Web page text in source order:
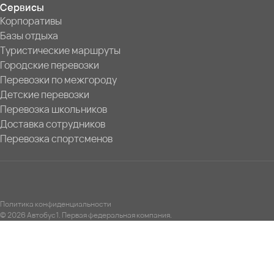
Сервисы
Корпоративы
Базы отдыха
Туристические маршруты
Городские перевозки
Перевозки по межгороду
Детские перевозки
Перевозка школьников
Доставка сотрудников
Перевозка спортсменов
Политика конфиденциальности
© 2026 Автобус1. Первая федеральная компания.